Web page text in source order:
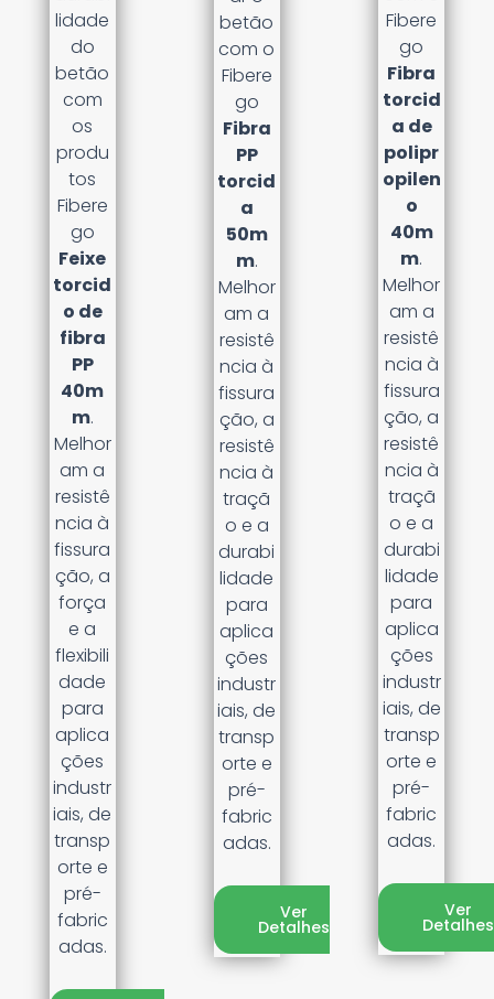
lidade
do
betão
com
os
produ
tos
Fibere
go
Feixe
torcid
o de
fibra
PP
40m
m.
Melhor
am a
resistê
ncia à
fissura
ção, a
força
e a
flexibili
dade
para
aplica
ções
industr
iais, de
transp
orte e
pré-
fabric
adas.
betão
com o
Fibere
go
Fibra
PP
torcid
a
50m
m.
Melhor
am a
resistê
ncia à
fissura
ção, a
resistê
ncia à
traçã
o e a
durabi
lidade
para
aplica
ções
industr
iais, de
transp
orte e
pré-
fabric
adas.
Ver
Detalhes
Fibere
go
Fibra
torcid
a de
polipr
opilen
o
40m
m.
Melhor
am a
resistê
ncia à
fissura
ção, a
resistê
ncia à
traçã
o e a
durabi
lidade
para
aplica
ções
industr
iais, de
transp
orte e
pré-
fabric
adas.
Ver
Detalhes